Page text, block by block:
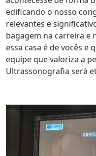
edificando o nosso
relevantes e
bagagem na carreira e
essa casa é de vocês e
equipe que valoriza a
Ultrassonografia será